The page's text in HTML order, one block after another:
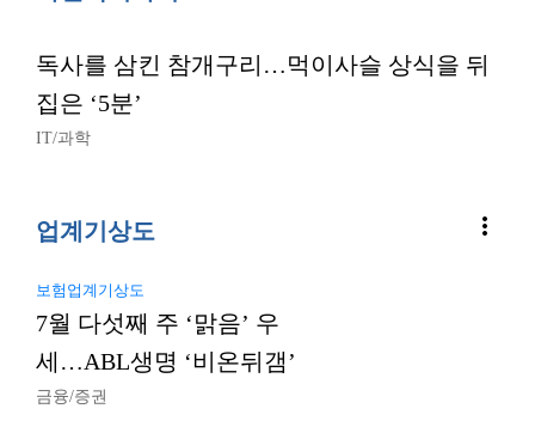
독사를 삼킨 참개구리…먹이사슬 상식을 뒤
집은 ‘5분’
IT/과학
업계기상도 more_vert
보험업계기상도
7월 다섯째 주 ‘맑음’ 우
세…ABL생명 ‘비온뒤갬’
금융/증권